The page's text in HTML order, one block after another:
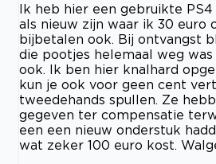
Ik heb hier een gebruikte
als nieuw zijn waar ik 30 euro
bijbetalen ook. Bij ontvangst
die pootjes helemaal weg
ook. Ik ben hier knalhard
kun je ook voor geen cent
tweedehands spullen. Ze
gegeven ter compensatie
een een nieuw onderstuk
wat zeker 100 euro kost.